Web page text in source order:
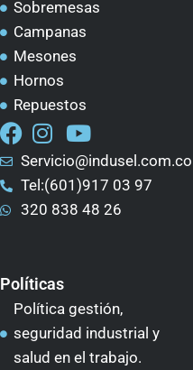
Sobremesas
Campanas
Mesones
Hornos
Repuestos
Servicio@indusel.com.co
Tel:(601)917 03 97
320 838 48 26
Políticas
Política gestión,
seguridad industrial y
salud en el trabajo.